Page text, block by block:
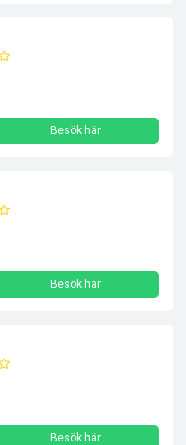
Besök här
Besök här
Besök här